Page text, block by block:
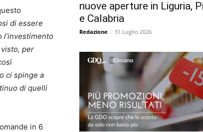
di essere
per
ci spinge a
di quelli
in 6
nuove aperture in Liguria,
e Calabria
Redazione - 31 Luglio 2026